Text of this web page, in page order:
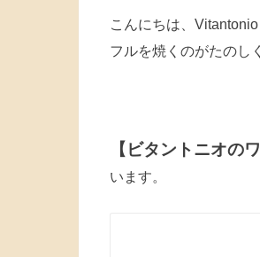
こんにちは、
フルを焼くのがたのし
【ビタントニオの
います。